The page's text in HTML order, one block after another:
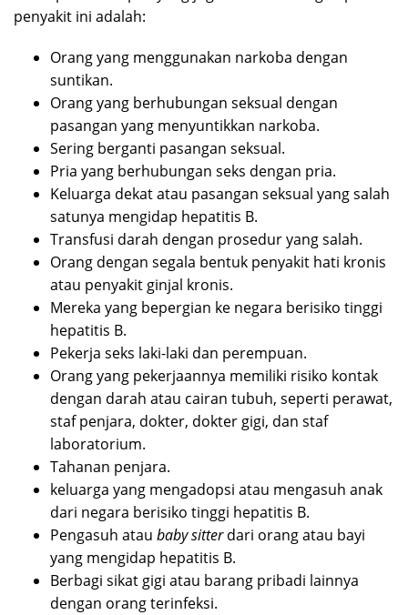
penyakit ini adalah:
Orang yang menggunakan narkoba dengan
suntikan.
Orang yang berhubungan seksual dengan
pasangan yang menyuntikkan narkoba.
Sering berganti pasangan seksual.
Pria yang berhubungan seks dengan pria.
Keluarga dekat atau pasangan seksual yang salah
satunya mengidap hepatitis B.
Transfusi darah dengan prosedur yang salah.
Orang dengan segala bentuk penyakit hati kronis
atau penyakit ginjal kronis.
Mereka yang bepergian ke negara berisiko tinggi
hepatitis B.
Pekerja seks laki-laki dan perempuan.
Orang yang pekerjaannya memiliki risiko kontak
dengan darah atau cairan tubuh, seperti perawat,
staf penjara, dokter, dokter gigi, dan staf
laboratorium.
Tahanan penjara.
keluarga yang mengadopsi atau mengasuh anak
dari negara berisiko tinggi hepatitis B.
Pengasuh atau baby sitterdari orang atau bayi
yang mengidap hepatitis B.
Berbagi sikat gigi atau barang pribadi lainnya
dengan orang terinfeksi.